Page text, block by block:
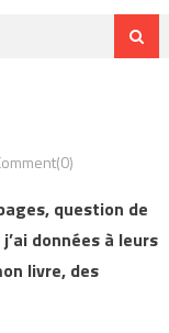
question de
données à leurs
livre, des